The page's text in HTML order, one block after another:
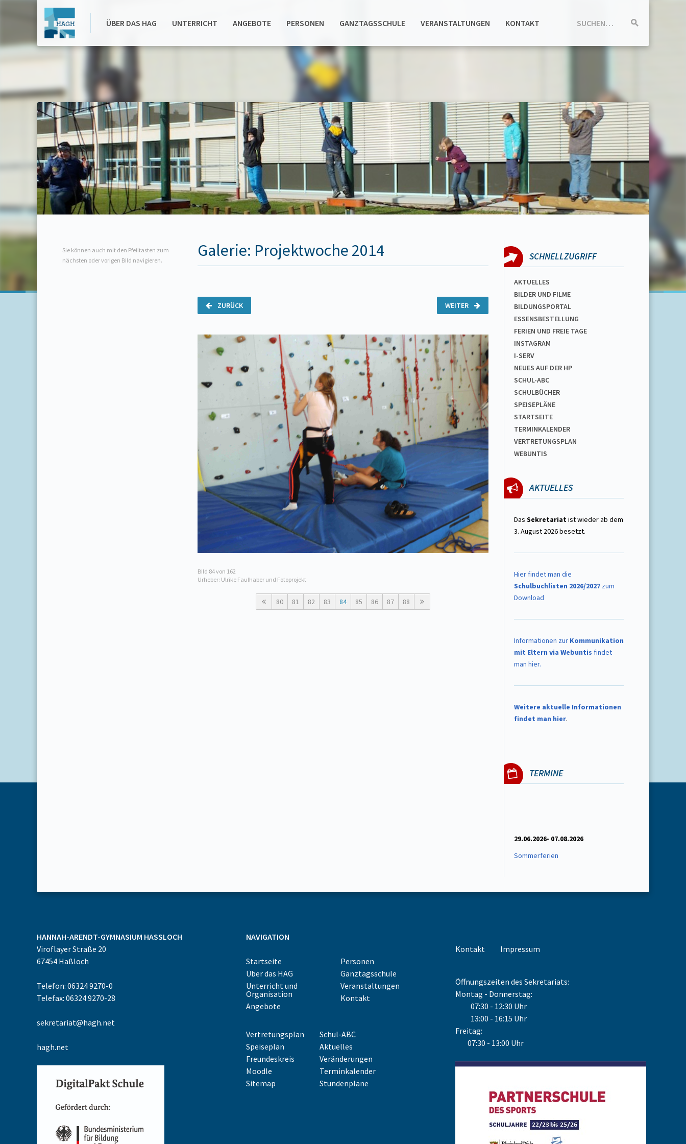
ZUM
INHALT
SPRINGEN
Hannah-
Arendt-
Gymnasium
Haßloch
SUCHEN…
Suche
ÜBER DAS HAG UNTERRICHT ANGEBOTE PERSONEN GANZTAGSSCHULE VERANSTALTUNGEN KONTAKT
Sie können auch mit den Pfeiltasten zum
nächsten oder vorigen Bild navigieren.
Galerie: Projektwoche 2014
WEITER
ZURÜCK
Bild 84von 162
Urheber: Ulrike Faulhaber und Fotoprojekt
80 81 82 83 84 85 86 87 88
SCHNELLZUGRIFF
AKTUELLES
BILDER UND FILME
BILDUNGSPORTAL
ESSENSBESTELLUNG
FERIEN UND FREIE TAGE
INSTAGRAM
I-SERV
NEUES AUF DER HP
SCHUL-ABC
SCHULBÜCHER
SPEISEPLÄNE
STARTSEITE
TERMINKALENDER
VERTRETUNGSPLAN
WEBUNTIS
AKTUELLES
Das Sekretariatist wieder ab dem
3. August 2026 besetzt.
Hier findet man die
Schulbuchlisten 2026/2027 zum
Download
Informationen zur Kommunikation
mit Eltern via Webuntis findet
man hier.
Weitere aktuelle Informationen
findet man hier.
TERMINE
29.06.2026- 07.08.2026
Sommerferien
HANNAH-ARENDT-GYMNASIUM HASSLOCH
Viroflayer Straße 20
67454 Haßloch
Telefon: 06324 9270-0
Telefax: 06324 9270-28
sekretariat@hagh.net
hagh.net
NAVIGATION
Startseite
Über das HAG
Unterricht und
Organisation
Angebote
Personen
Ganztagsschule
Veranstaltungen
Kontakt
Vertretungsplan
Speiseplan
Freundeskreis
Moodle
Sitemap
Schul-ABC
Aktuelles
Veränderungen
Terminkalender
Stundenpläne
Kontakt Impressum
Öffnungszeiten des Sekretariats:
Montag - Donnerstag:
07:30 - 12:30 Uhr
13:00 - 16:15 Uhr
Freitag:
07:30 - 13:00 Uhr